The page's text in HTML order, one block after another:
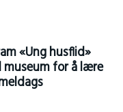
«Ung husflid»
for å lære